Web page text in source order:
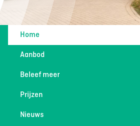
Home
Aanbod
Beleef meer
Prijzen
Nieuws